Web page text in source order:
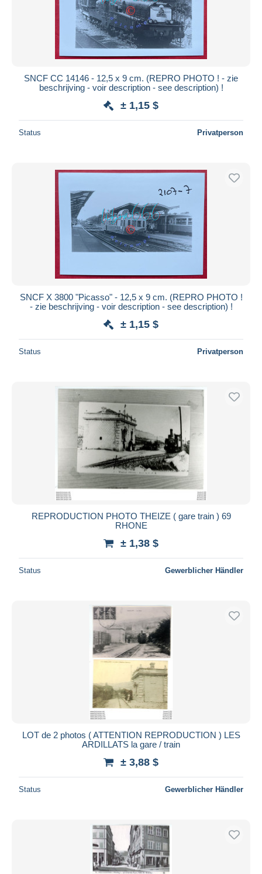
SNCF CC 14146 - 12,5 x 9 cm. (REPRO PHOTO ! - zie
beschrijving - voir description - see description) !
± 1,15 $
Status Privatperson
SNCF X 3800 "Picasso" - 12,5 x 9 cm. (REPRO PHOTO !
- zie beschrijving - voir description - see description) !
± 1,15 $
Status Privatperson
REPRODUCTION PHOTO THEIZE ( gare train ) 69
RHONE
± 1,38 $
Status Gewerblicher Händler
LOT de 2 photos ( ATTENTION REPRODUCTION ) LES
ARDILLATS la gare / train
± 3,88 $
Status Gewerblicher Händler